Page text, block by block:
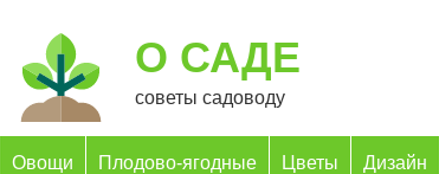
О САДЕ
советы садоводу
Овощи Плодово-ягодные Цветы Дизайн